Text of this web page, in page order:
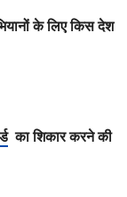
के लिए किस देश
का शिकार करने की